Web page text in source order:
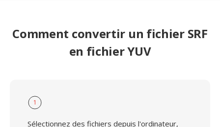
Comment convertir un fichier SRF
en fichier YUV
1
Sélectionnez des fichiers depuis l'ordinateur,